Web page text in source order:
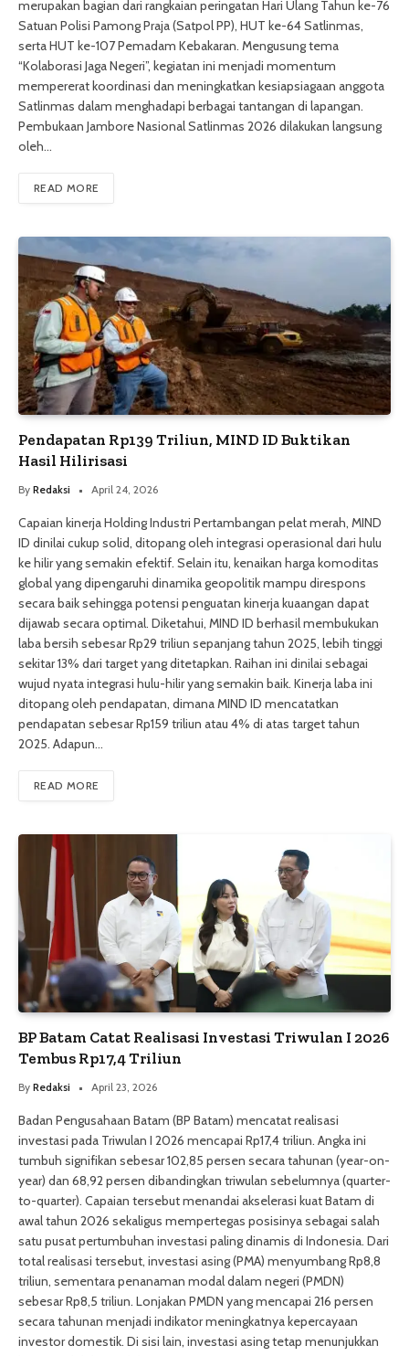
merupakan bagian dari rangkaian peringatan Hari Ulang Tahun ke-76
Satuan Polisi Pamong Praja (Satpol PP), HUT ke-64 Satlinmas,
serta HUT ke-107 Pemadam Kebakaran. Mengusung tema
“Kolaborasi Jaga Negeri”, kegiatan ini menjadi momentum
mempererat koordinasi dan meningkatkan kesiapsiagaan anggota
Satlinmas dalam menghadapi berbagai tantangan di lapangan.
Pembukaan Jambore Nasional Satlinmas 2026 dilakukan langsung
oleh…
READ MORE
Pendapatan Rp139 Triliun, MIND ID Buktikan
Hasil Hilirisasi
By Redaksi April 24, 2026
Capaian kinerja Holding Industri Pertambangan pelat merah, MIND
ID dinilai cukup solid, ditopang oleh integrasi operasional dari hulu
ke hilir yang semakin efektif. Selain itu, kenaikan harga komoditas
global yang dipengaruhi dinamika geopolitik mampu direspons
secara baik sehingga potensi penguatan kinerja kuaangan dapat
dijawab secara optimal. Diketahui, MIND ID berhasil membukukan
laba bersih sebesar Rp29 triliun sepanjang tahun 2025, lebih tinggi
sekitar 13% dari target yang ditetapkan. Raihan ini dinilai sebagai
wujud nyata integrasi hulu-hilir yang semakin baik. Kinerja laba ini
ditopang oleh pendapatan, dimana MIND ID mencatatkan
pendapatan sebesar Rp159 triliun atau 4% di atas target tahun
2025. Adapun…
READ MORE
BP Batam Catat Realisasi Investasi Triwulan I 2026
Tembus Rp17,4 Triliun
By Redaksi April 23, 2026
Badan Pengusahaan Batam (BP Batam) mencatat realisasi
investasi pada Triwulan I 2026 mencapai Rp17,4 triliun. Angka ini
tumbuh signifikan sebesar 102,85 persen secara tahunan (year-on-
year) dan 68,92 persen dibandingkan triwulan sebelumnya (quarter-
to-quarter). Capaian tersebut menandai akselerasi kuat Batam di
awal tahun 2026 sekaligus mempertegas posisinya sebagai salah
satu pusat pertumbuhan investasi paling dinamis di Indonesia. Dari
total realisasi tersebut, investasi asing (PMA) menyumbang Rp8,8
triliun, sementara penanaman modal dalam negeri (PMDN)
sebesar Rp8,5 triliun. Lonjakan PMDN yang mencapai 216 persen
secara tahunan menjadi indikator meningkatnya kepercayaan
investor domestik. Di sisi lain, investasi asing tetap menunjukkan